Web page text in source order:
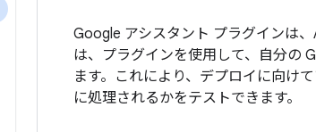
Google アシスタント プラグインは
は、プラグインを使用して、自分の
ます。これにより、デプロイに向け
に処理されるかをテストできます。